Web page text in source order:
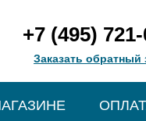
+7 (495)
Заказать обратный